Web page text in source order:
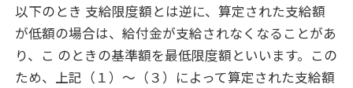
以下のとき 支給限度額とは逆に、算定された支給額
が低額の場合は、給付金が支給されなくなることがあ
り、こ のときの基準額を最低限度額といいます。この
ため、上記（１）～（３）によって算定された支給額